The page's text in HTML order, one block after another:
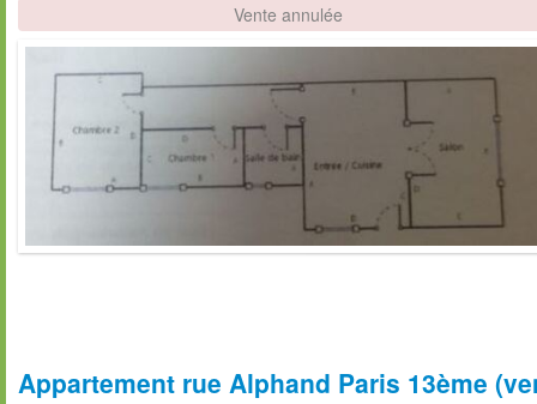
Vente annulée
Appartement rue Alphand Paris 13ème